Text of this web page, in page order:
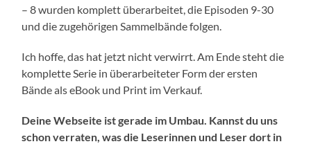
– 8 wurden komplett überarbeitet, die Episoden 9-30
und die zugehörigen Sammelbände folgen.
Ich hoffe, das hat jetzt nicht verwirrt. Am Ende steht die
komplette Serie in überarbeiteter Form der ersten
Bände als eBook und Print im Verkauf.
Deine Webseite ist gerade im Umbau. Kannst du uns
schon verraten, was die Leserinnen und Leser dort in